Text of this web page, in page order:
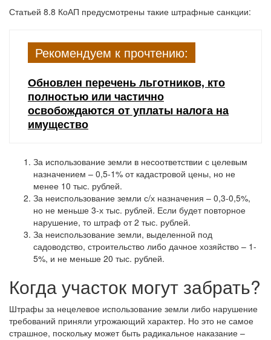
Статьей 8.8 КоАП предусмотрены такие штрафные санкции:
Рекомендуем к прочтению:
Обновлен перечень льготников, кто
полностью или частично
освобождаются от уплаты налога на
имущество
За использование земли в несоответствии с целевым
назначением – 0,5-1% от кадастровой цены, но не
менее 10 тыс. рублей.
За неиспользование земли с/х назначения – 0,3-0,5%,
но не меньше 3-х тыс. рублей. Если будет повторное
нарушение, то штраф от 2 тыс. рублей.
За неиспользование земли, выделенной под
садоводство, строительство либо дачное хозяйство – 1-
5%, и не меньше 20 тыс. рублей.
Когда участок могут забрать?
Штрафы за нецелевое использование земли либо нарушение
требований приняли угрожающий характер. Но это не самое
страшное, поскольку может быть радикальное наказание –